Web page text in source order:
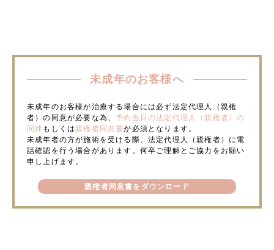
未成年のお客様へ
未成年のお客様が治療する場合には必ず法定代理人（親権
者）の同意が必要な為、予約当日の法定代理人（親権者）の
同伴 もしくは親権者同意書が必須となります。
未成年者の方が施術を受ける際、法定代理人（親権者）に電
話確認を行う場合があります。何卒ご理解とご協力をお願い
申し上げます。
親権者同意書をダウンロード